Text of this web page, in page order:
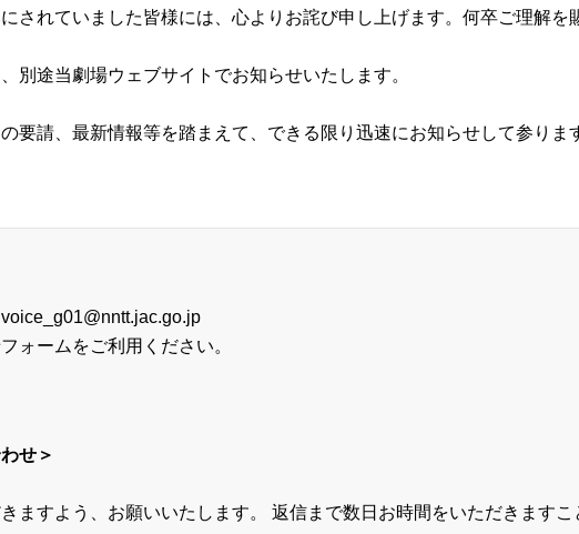
されていました皆様には、心よりお詫び申し上げます。何卒ご理解を
別途当劇場ウェブサイトでお知らせいたします。
要請、最新情報等を踏まえて、できる限り迅速にお知らせして参りま
ォームをご利用ください。
せ＞
ますよう、お願いいたします。 返信まで数日お時間をいただきますこ